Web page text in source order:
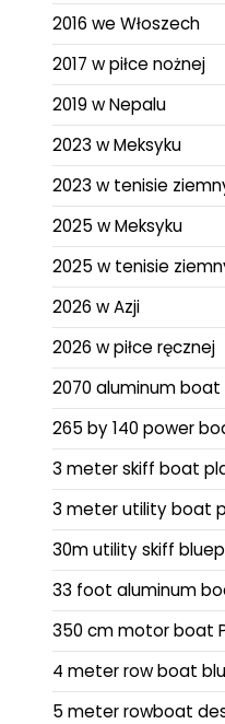
2016 we Włoszech
2017 w piłce nożnej
2019 w Nepalu
2023 w Meksyku
2023 w tenisie
2025 w Meksyku
2025 w tenisie
2026 w Azji
2026 w piłce ręcznej
2070 aluminum boat
265 by 140 power
3 meter skiff boat
3 meter utility boat
30m utility skiff
33 foot aluminum
350 cm motor boat
4 meter row boat
5 meter rowboat